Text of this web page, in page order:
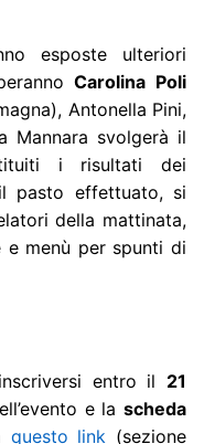
esposte ulteriori
Carolina Poli
Antonella Pini,
Mannara svolgerà il
i risultati dei
pasto effettuato, si
della mattinata,
menù per spunti di
entro il 21
e lascheda
questo link (sezione